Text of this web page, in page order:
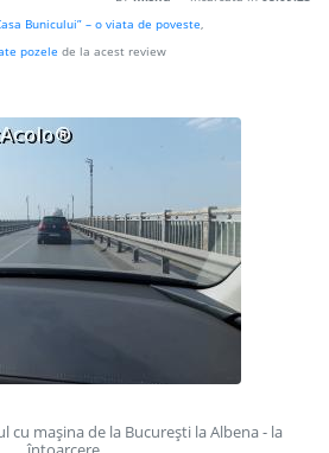
Bunicului” – o viata de poveste,
pozele de la acest review
cu maşina de la Bucureşti la Albena - la